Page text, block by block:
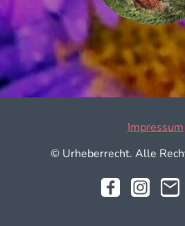
Impressum
© Urheberrecht. Alle